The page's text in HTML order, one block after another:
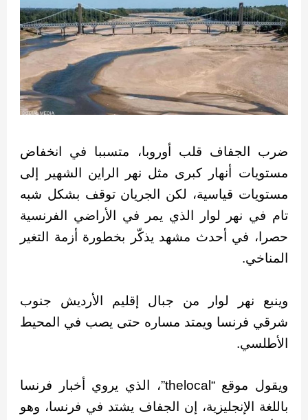
ضرب الجفاف قلب أوروبا، متسببا في انخفاض
مستويات أنهار كبرى مثل نهر الراين الشهير إلى
مستويات قياسية، لكن الجريان توقف بشكل شبه
تام في نهر لوار الذي يمر في الأراضي الفرنسية
حصرا، في أحدث مشهد يذكّر بخطورة أزمة التغير
المناخي.
وينبع نهر لوار من جبال إقليم الأرديش جنوب
شرقي فرنسا ويمتد مساره حتى يصب في المحيط
الأطلسي.
ويقول موقع “thelocal”، الذي يروي أخبار فرنسا
باللغة الإنجليزية، إن الجفاف يشتد في فرنسا، وهو